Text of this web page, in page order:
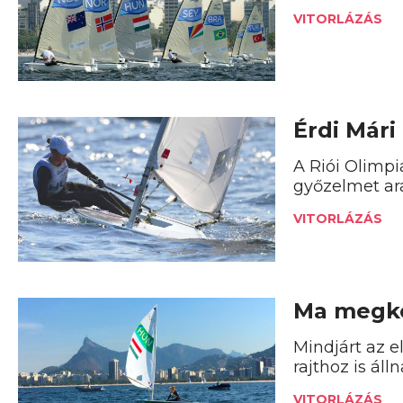
VITORLÁZÁS
Érdi
A Riói
győzelmet
VITORLÁZÁS
Ma
Mindjárt az
rajthoz is
VITORLÁZÁS